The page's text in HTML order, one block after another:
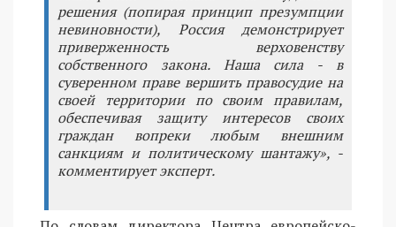
решения (попирая принцип презумпции
невиновности), Россия демонстрирует
приверженность верховенству
собственного закона. Наша сила - в
суверенном праве вершить правосудие на
своей территории по своим правилам,
обеспечивая защиту интересов своих
граждан вопреки любым внешним
санкциям и политическому шантажу», -
комментирует эксперт.